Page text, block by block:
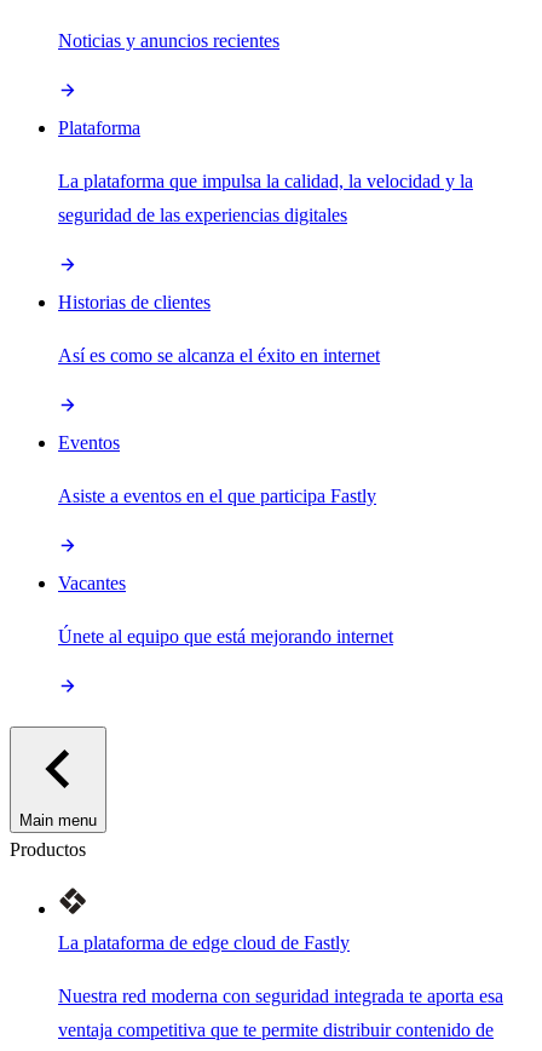
Noticias y anuncios recientes
Plataforma
La plataforma que impulsa la calidad, la velocidad y la
seguridad de las experiencias digitales
Historias de clientes
Así es como se alcanza el éxito en internet
Eventos
Asiste a eventos en el que participa Fastly
Vacantes
Únete al equipo que está mejorando internet
Main menu
Productos
La plataforma de edge cloud de Fastly
Nuestra red moderna con seguridad integrada te aporta esa
ventaja competitiva que te permite distribuir contenido de